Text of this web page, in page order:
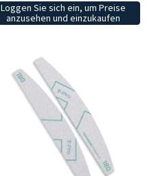
Loggen Sie sich ein, um Preise
anzusehen und einzukaufen